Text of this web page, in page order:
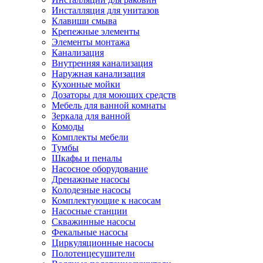
Инсталляция для унитазов
Клавиши смыва
Крепежные элементы
Элементы монтажа
Канализация
Внутренняя канализация
Наружная канализация
Кухонные мойки
Дозаторы для моющих средств
Мебель для ванной комнаты
Зеркала для ванной
Комоды
Комплекты мебели
Тумбы
Шкафы и пеналы
Насосное оборудование
Дренажные насосы
Колодезные насосы
Комплектующие к насосам
Насосные станции
Скважинные насосы
Фекальные насосы
Циркуляционные насосы
Полотенцесушители